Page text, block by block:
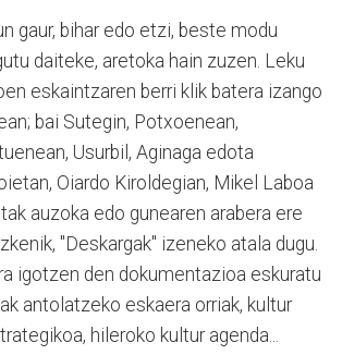
gaur, bihar edo etzi, beste modu
daiteke, aretoka hain zuzen. Leku
eskaintzaren berri klik batera izango
bai Sutegin, Potxoenean,
Usurbil, Aginaga edota
Oiardo Kiroldegian, Mikel Laboa
auzoka edo gunearen arabera ere
"Deskargak" izeneko atala dugu.
igotzen den dokumentazioa eskuratu
antolatzeko eskaera orriak, kultur
hileroko kultur agenda...